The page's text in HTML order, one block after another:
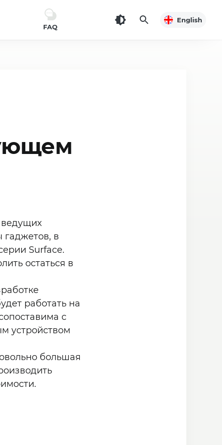
FAQ
English
в
Surface.
остаться в
работать на
с
устройством
большая